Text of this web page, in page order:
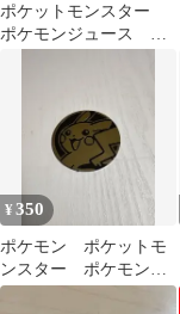
ポケットモンスター
ポケモンジュース コ
¥350
ポケモン ポケットモ
ンスター ポケモンコ
イン コインゲーム